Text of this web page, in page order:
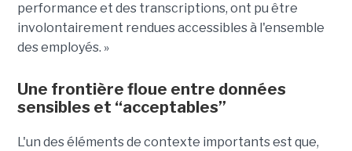
performance et des transcriptions, ont pu être
involontairement rendues accessibles à l'ensemble
des employés. »
Une frontière floue entre données
sensibles et “acceptables”
L'un des éléments de contexte importants est que,